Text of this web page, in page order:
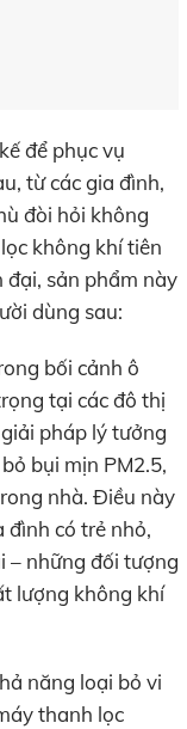
để phục vụ
từ các gia đình,
đòi hỏi không
không khí tiên
đại, sản phẩm này
dùng sau:
bối cảnh ô
tại các đô thị
pháp lý tưởng
bụi mịn PM2.5,
nhà. Điều này
có trẻ nhỏ,
– những đối tượng
lượng không khí
năng loại bỏ vi
thanh lọc